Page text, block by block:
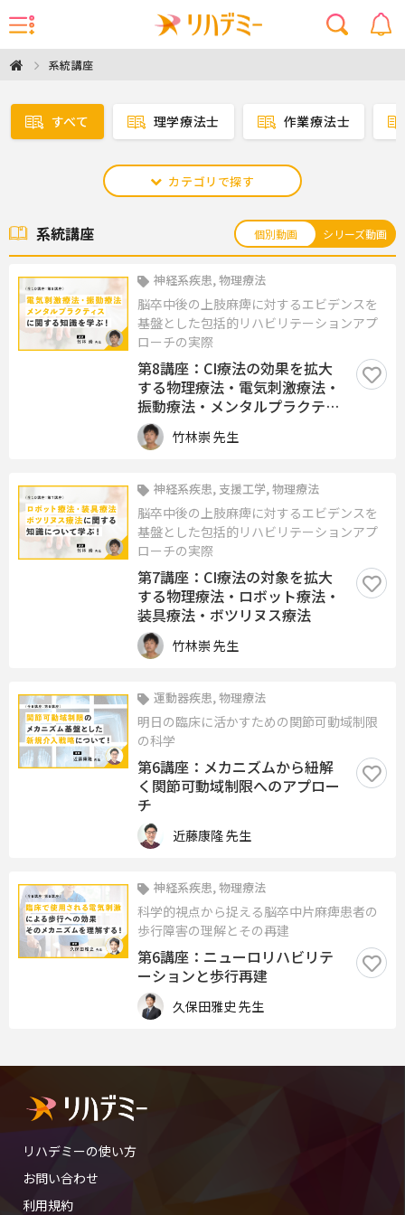
系統講座
すべて 理学療法士 作業療法士
カテゴリで探す
系統講座 個別動画 シリーズ動画
神経系疾患, 物理療法
脳卒中後の上肢麻痺に対するエビデンスを
基盤とした包括的リハビリテーションアプ
ローチの実際
第8講座：CI療法の効果を拡大
する物理療法・電気刺激療法・
振動療法・メンタルプラクティ
ス
竹林崇 先生
神経系疾患, 支援工学, 物理療法
脳卒中後の上肢麻痺に対するエビデンスを
基盤とした包括的リハビリテーションアプ
ローチの実際
第7講座：CI療法の対象を拡大
する物理療法・ロボット療法・
装具療法・ボツリヌス療法
竹林崇 先生
運動器疾患, 物理療法
明日の臨床に活かすための関節可動域制限
の科学
第6講座：メカニズムから紐解
く関節可動域制限へのアプロー
チ
近藤康隆 先生
神経系疾患, 物理療法
科学的視点から捉える脳卒中片麻痺患者の
歩行障害の理解とその再建
第6講座：ニューロリハビリテ
ーションと歩行再建
久保田雅史 先生
リハデミーの使い方
お問い合わせ
利用規約